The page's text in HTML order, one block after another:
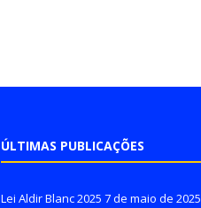
ÚLTIMAS PUBLICAÇÕES
Lei Aldir Blanc 2025 7 de maio de 2025